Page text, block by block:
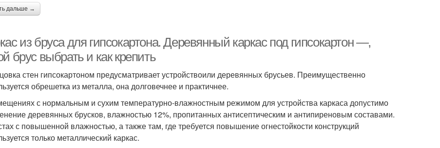
дальше →
из бруса для гипсокартона. Деревянный каркас под гипсокартон —,
брус выбрать и как крепить
стен гипсокартоном предусматривает устройствоили деревянных брусьев. Преимущественно
обрешетка из металла, она долговечнее и практичнее.
с нормальным и сухим температурно-влажностным режимом для устройства каркаса допустимо
деревянных брусков, влажностью 12%, пропитанных антисептическим и антипиреновым составами.
с повышенной влажностью, а также там, где требуется повышение огнестойкости конструкций
только металлический каркас.